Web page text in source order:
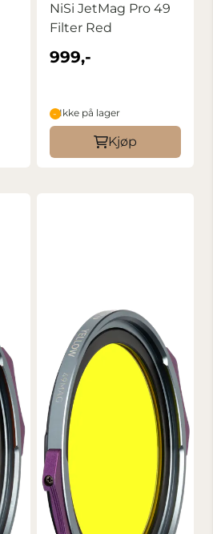
NiSi JetMag Pro 49
Filter Red
999,-
Ikke på lager
Kjøp